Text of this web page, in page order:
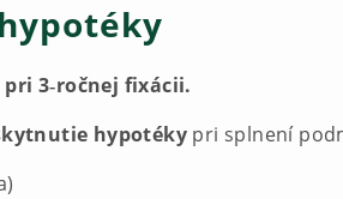
3‑ročnej fixácii.
hypotéky pri splnení